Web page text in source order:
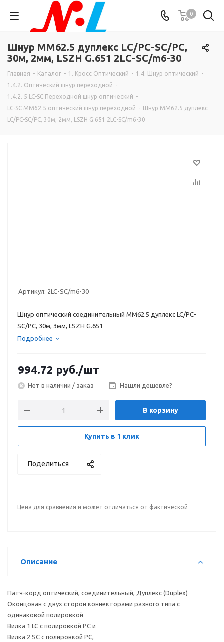
0
Шнур MM62.5 дуплекс LC/PC-SC/PC,
30м, 2мм, LSZH G.651 2LC-SC/m6-30
Главная - Каталог - 1. Кросс Оптический - 1.4. Шнур оптический -
1.4.2. Оптический шнур переходной -
1.4.2. 5 LC-SC Переходной шнур оптический -
LC-SC MM62.5 оптический шнур переходной - Шнур MM62.5 дуплекс
LC/PC-SC/PC, 30м, 2мм, LSZH G.651 2LC-SC/m6-30
Артикул: 2LC-SC/m6-30
Шнур оптический соединительный MM62.5 дуплекс LC/PC-
SC/PC, 30м, 3мм, LSZH G.651
Подробнее
994.72 руб./шт
Нет в наличии / заказ Нашли дешевле?
В корзину
Купить в 1 клик
Поделиться
Цена для сравнения и может отличаться от фактической
Описание
Патч-корд оптический, соединительный, Дуплекс (Duplex)
Оконцован с двух сторон коннекторами разного типа с
одинаковой полировкой
Вилка 1 LC с полировкой PC и
Вилка 2 SC с полировкой PC,